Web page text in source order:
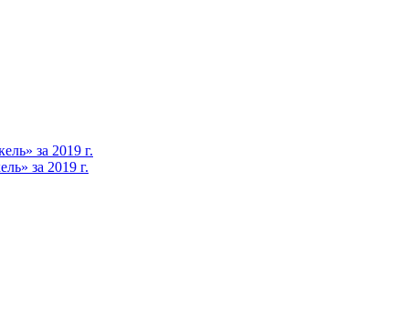
за 2019 г.
за 2019 г.